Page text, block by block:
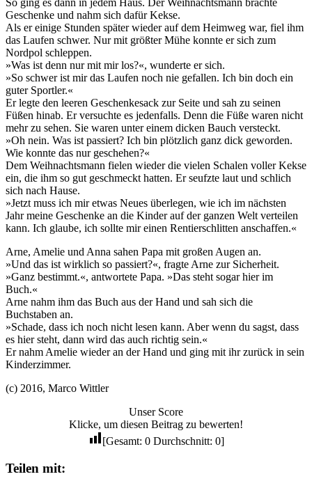
Geschenke und nahm sich dafür Kekse.
Als er einige Stunden später wieder auf dem Heimweg war, fiel ihm
das Laufen schwer. Nur mit größter Mühe konnte er sich zum
Nordpol schleppen.
»Was ist denn nur mit mir los?«, wunderte er sich.
»So schwer ist mir das Laufen noch nie gefallen. Ich bin doch ein
guter Sportler.«
Er legte den leeren Geschenkesack zur Seite und sah zu seinen
Füßen hinab. Er versuchte es jedenfalls. Denn die Füße waren nicht
mehr zu sehen. Sie waren unter einem dicken Bauch versteckt.
»Oh nein. Was ist passiert? Ich bin plötzlich ganz dick geworden.
Wie konnte das nur geschehen?«
Dem Weihnachtsmann fielen wieder die vielen Schalen voller Kekse
ein, die ihm so gut geschmeckt hatten. Er seufzte laut und schlich
sich nach Hause.
»Jetzt muss ich mir etwas Neues überlegen, wie ich im nächsten
Jahr meine Geschenke an die Kinder auf der ganzen Welt verteilen
kann. Ich glaube, ich sollte mir einen Rentierschlitten anschaffen.«
Arne, Amelie und Anna sahen Papa mit großen Augen an.
»Und das ist wirklich so passiert?«, fragte Arne zur Sicherheit.
»Ganz bestimmt.«, antwortete Papa. »Das steht sogar hier im
Buch.«
Arne nahm ihm das Buch aus der Hand und sah sich die
Buchstaben an.
»Schade, dass ich noch nicht lesen kann. Aber wenn du sagst, dass
es hier steht, dann wird das auch richtig sein.«
Er nahm Amelie wieder an der Hand und ging mit ihr zurück in sein
Kinderzimmer.
(c) 2016, Marco Wittler
Unser Score
Klicke, um diesen Beitrag zu bewerten!
[Gesamt: 0Durchschnitt: 0]
Teilen mit: